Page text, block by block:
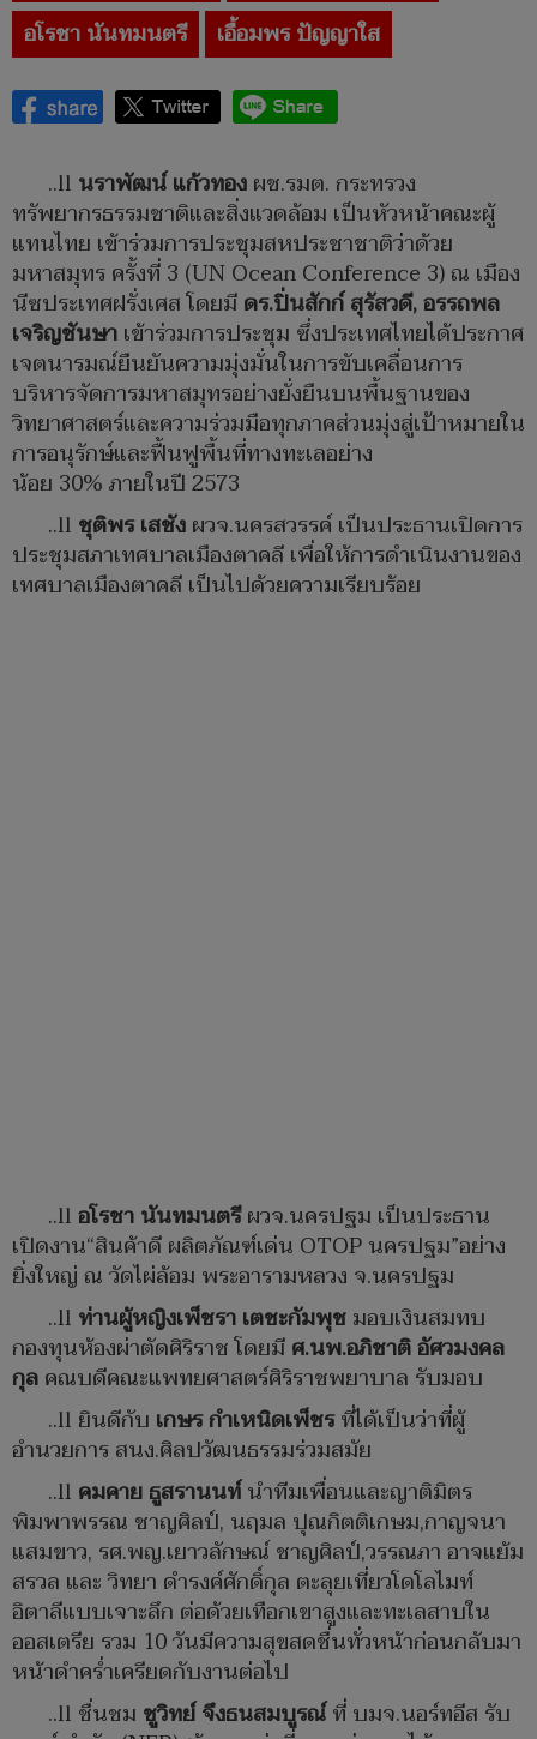
อโรชา นันทมนตรี
เอื้อมพร ปัญญาใส
..ll นราพัฒน์ แก้วทองผช.รมต. กระทรวง
ทรัพยากรธรรมชาติและสิ่งแวดล้อม เป็นหัวหน้าคณะผู้
แทนไทย เข้าร่วมการประชุมสหประชาชาติว่าด้วย
มหาสมุทร ครั้งที่ 3 (UN Ocean Conference 3) ณ เมือง
นีซประเทศฝรั่งเศส โดยมีดร.ปิ่นสักก์ สุรัสวดี,อรรถพล
เจริญชันษาเข้าร่วมการประชุม ซึ่งประเทศไทยได้ประกาศ
เจตนารมณ์ยืนยันความมุ่งมั่นในการขับเคลื่อนการ
บริหารจัดการมหาสมุทรอย่างยั่งยืนบนพื้นฐานของ
วิทยาศาสตร์และความร่วมมือทุกภาคส่วนมุ่งสู่เป้าหมายใน
การอนุรักษ์และฟื้นฟูพื้นที่ทางทะเลอย่าง
น้อย 30% ภายในปี 2573
..ll ชุติพร เสชังผวจ.นครสวรรค์ เป็นประธานเปิดการ
ประชุมสภาเทศบาลเมืองตาคลี เพื่อให้การดำเนินงานของ
เทศบาลเมืองตาคลี เป็นไปด้วยความเรียบร้อย
..llอโรชา นันทมนตรีผวจ.นครปฐม เป็นประธาน
เปิดงาน“สินค้าดี ผลิตภัณฑ์เด่น OTOP นครปฐม”อย่าง
ยิ่งใหญ่ ณ วัดไผ่ล้อม พระอารามหลวง จ.นครปฐม
..ll ท่านผู้หญิงเพ็ชรา เตชะกัมพุชมอบเงินสมทบ
กองทุนห้องผ่าตัดศิริราช โดยมีศ.นพ.อภิชาติอัศวมงคล
กุลคณบดีคณะแพทยศาสตร์ศิริราชพยาบาล รับมอบ
..ll ยินดีกับ เกษร กำเหนิดเพ็ชรที่ได้เป็นว่าที่ผู้
อำนวยการ สนง.ศิลปวัฒนธรรมร่วมสมัย
..ll คมคาย ธูสรานนท์นำทีมเพื่อนและญาติมิตร
พิมพาพรรณ ชาญศิลป์, นฤมล ปุณกิตติเกษม,กาญจนา
แสมขาว, รศ.พญ.เยาวลักษณ์ ชาญศิลป์,วรรณภา อาจแย้ม
สรวล และ วิทยา ดำรงค์ศักดิ์กุล ตะลุยเที่ยวโดโลไมท์
อิตาลีแบบเจาะลึก ต่อด้วยเทือกเขาสูงและทะเลสาบใน
ออสเตรีย รวม 10 วันมีความสุขสดชื่นทั่วหน้าก่อนกลับมา
หน้าดำคร่ำเครียดกับงานต่อไป
..ll ชื่นชม ชูวิทย์จึงธนสมบูรณ์ที่ บมจ.นอร์ทอีส รับ